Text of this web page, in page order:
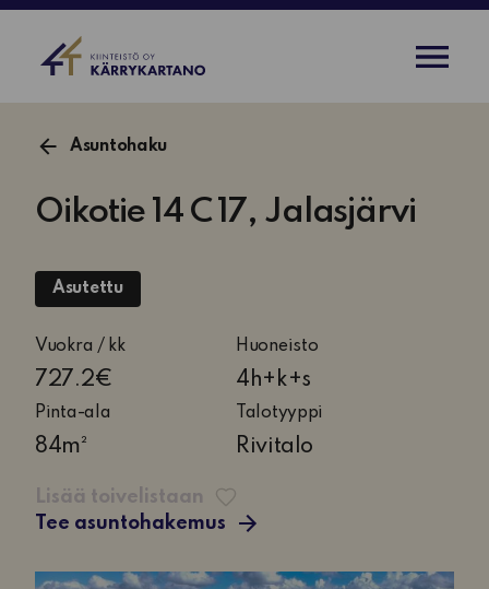
Asuntohaku
Oikotie 14 C 17, Jalasjärvi
Asutettu
Vuokra / kk
727.2€
Huoneisto
4h+k+s
4
huonetta,
sauna
Pinta-ala
84m²
Talotyyppi
Rivitalo
Lisää toivelistaan
Tee asuntohakemus